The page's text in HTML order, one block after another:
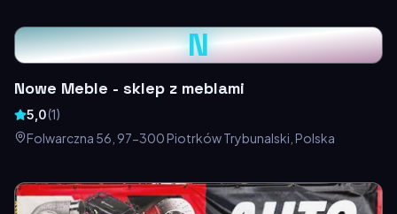
N
Nowe Meble - sklep z meblami
5,0(1)
Folwarczna 56, 97-300 Piotrków Trybunalski, Polska